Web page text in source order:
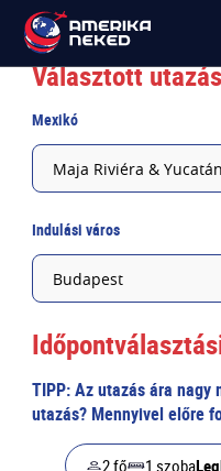
FŐOLDAL
UTAK
BLOG
RÓLUNK
KÉPEK
Ajánlatkérés
Maja Riviéra & Yucatán
Választott utazás
Mexikó
Maja Riviéra &
Indulási város
Budapest
TIPP: Az utazás ára
utazás? Mennyivel előre
2 fő 1 szoba